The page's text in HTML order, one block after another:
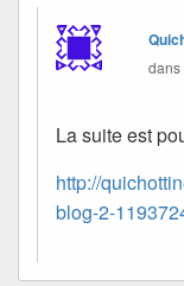
dans
La suite est
http://
blog-2-